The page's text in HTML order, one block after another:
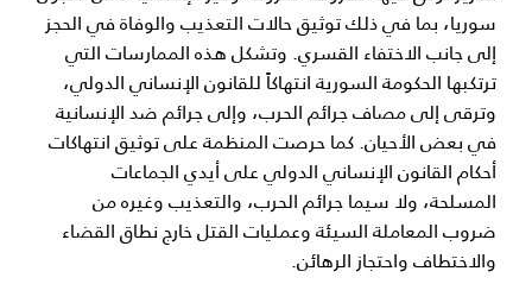
سوريا، بما في ذلك توثيق حالات التعذيب والوفاة في الحجز
إلى جانب الاختفاء القسري. وتشكل هذه الممارسات التي
ترتكبها الحكومة السورية انتهاكاً للقانون الإنساني الدولي،
وترقى إلى مصاف جرائم الحرب، وإلى جرائم ضد الإنسانية
في بعض الأحيان. كما حرصت المنظمة على توثيق انتهاكات
أحكام القانون الإنساني الدولي على أيدي الجماعات
المسلحة، ولا سيما جرائم الحرب، والتعذيب وغيره من
ضروب المعاملة السيئة وعمليات القتل خارج نطاق القضاء
والاختطاف واحتجاز الرهائن.